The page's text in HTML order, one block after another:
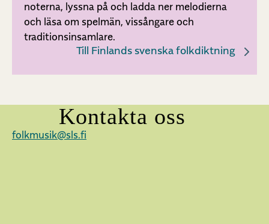
noterna, lyssna på och ladda ner melodierna
och läsa om spelmän, vissångare och
traditionsinsamlare.
Till Finlands svenska folkdiktning
Kontakta oss
folkmusik@sls.fi